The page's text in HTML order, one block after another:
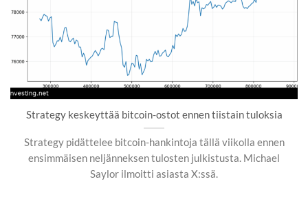
Strategy keskeyttää bitcoin-ostot ennen tiistain tuloksia
Strategy pidättelee bitcoin-hankintoja tällä viikolla ennen
ensimmäisen neljänneksen tulosten julkistusta. Michael
Saylor ilmoitti asiasta X:ssä.